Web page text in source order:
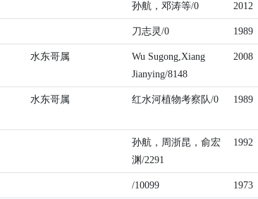
孙航，邓涛等/0 2012
刀志灵/0 1989
水东哥属
Wu Sugong,Xiang
Jianying/8148
2008
水东哥属 红水河植物考察队/0 1989
孙航，周浙昆，俞宏
渊/2291
1992
/10099 1973